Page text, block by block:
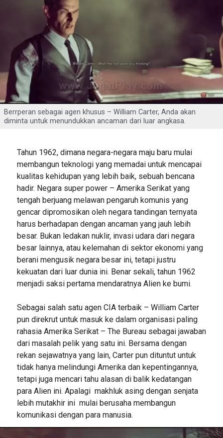
Berrperan sebagai agen khusus – William Carter, Anda akan
diminta untuk menundukkan ancaman dari luar angkasa.
Tahun 1962, dimana negara-negara maju baru mulai
membangun teknologi yang memadai untuk mencapai
kualitas kehidupan yang lebih baik, sebuah bencana
hadir. Negara super power – Amerika Serikat yang
tengah berjuang melawan pengaruh komunis yang
gencar dipromosikan oleh negara tandingan ternyata
harus berhadapan dengan ancaman yang jauh lebih
besar. Bukan ledakan nuklir, invasi udara dari negara
besar lainnya, atau kelemahan di sektor ekonomi yang
berani mengusik negara besar ini, tetapi justru
kekuatan dari luar dunia ini. Benar sekali, tahun 1962
menjadi saksi pertama mendaratnya Alien ke bumi.
Sebagai salah satu agen CIA terbaik – William Carter
pun direkrut untuk masuk ke dalam organisasi paling
rahasia Amerika Serikat – The Bureau sebagai jawaban
dari masalah pelik yang satu ini. Bersama dengan
rekan sejawatnya yang lain, Carter pun dituntut untuk
tidak hanya melindungi Amerika dan kepentingannya,
tetapi juga mencari tahu alasan di balik kedatangan
para Alien ini. Apalagi makhluk asing dengan senjata
lebih mutakhir ini mulai berusaha membangun
komunikasi dengan para manusia.